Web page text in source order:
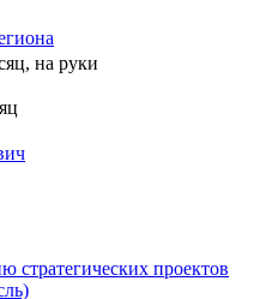
на руки
стратегических проектов